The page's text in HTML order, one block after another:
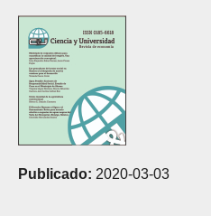
Publicado: 2020-03-03